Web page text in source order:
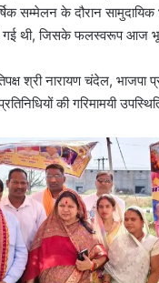
सम्मेलन के दौरान सामुदायिक
गई थी, जिसके फलस्वरूप आज
श्री नारायण चंदेल, भाजपा
की गरिमामयी